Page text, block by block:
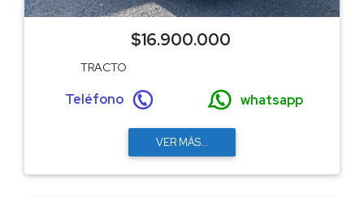
$16.900.000
TRACTO
Teléfono whatsapp
VER MÁS...